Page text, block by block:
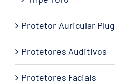
Protetor Auricular Plug
Protetores Auditivos
Protetores Faciais